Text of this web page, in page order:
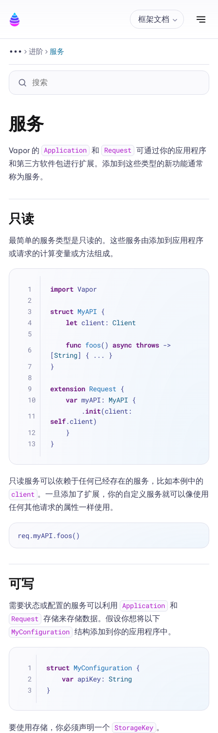
框架文档 切
进阶 服务
服务
Vapor 的 Application 和 Request 可通过你的应用程序
和第三方软件包进行扩展。添加到这些类型的新功能通常
称为服务。
只读
最简单的服务类型是只读的。这些服务由添加到应用程序
或请求的计算变量或方法组成。
import Vapor
struct MyAPI {
let client: Client
func foos() async throws ->
[String] { ...
}
}
extension Request {
var myAPI: MyAPI {
        .
init
self.client)
    }
}
只读服务可以依赖于任何已经存在的服务，比如本例中的
client 。一旦添加了扩展，你的自定义服务就可以像使用
任何其他请求的属性一样使用。
可写
需要状态或配置的服务可以利用 Application 和
Request 存储来存储数据。假设你想将以下
MyConfiguration 结构添加到你的应用程序中。
struct MyConfiguration {
var apiKey: String
}
要使用存储，你必须声明一个 StorageKey 。